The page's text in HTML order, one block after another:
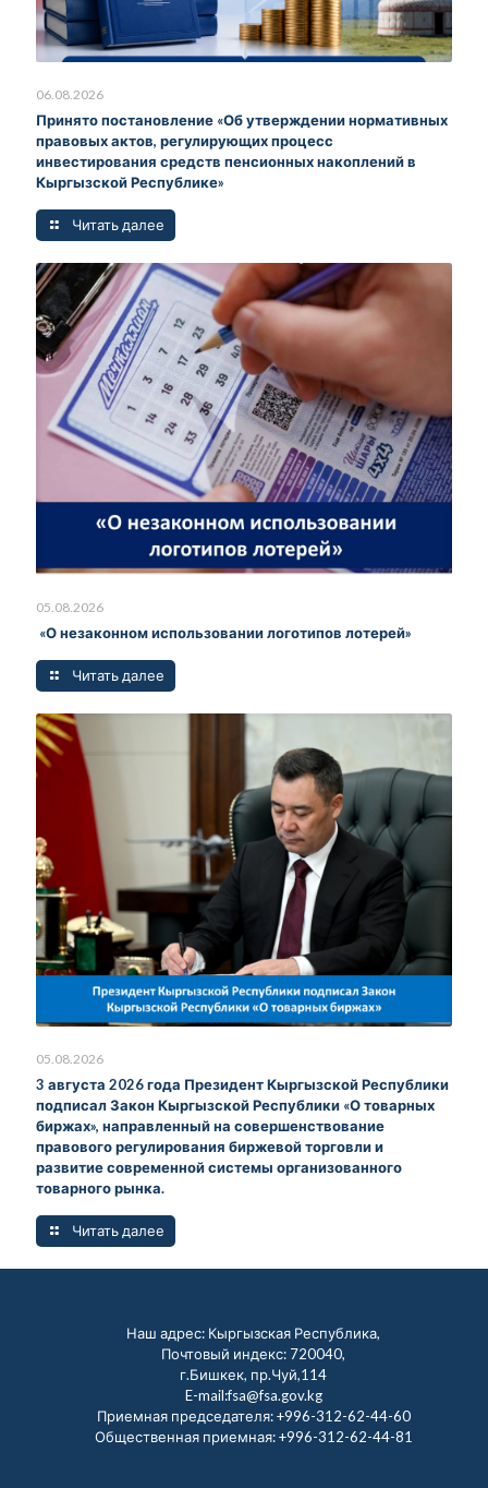
06.08.2026
Принято постановление «Об утверждении нормативных
правовых актов, регулирующих процесс
инвестирования средств пенсионных накоплений в
Кыргызской Республике»
Читать далее
05.08.2026
«О незаконном использовании логотипов лотерей»
Читать далее
05.08.2026
3 августа 2026 года Президент Кыргызской Республики
подписал Закон Кыргызской Республики «О товарных
биржах», направленный на совершенствование
правового регулирования биржевой торговли и
развитие современной системы организованного
товарного рынка.
Читать далее
Наш адрес: Кыргызская Республика,
Почтовый индекс: 720040,
г.Бишкек, пр.Чуй,114
E-mail:fsa@fsa.gov.kg
Приемная председателя:+996-312-62-44-60
Общественная приемная:+996-312-62-44-81